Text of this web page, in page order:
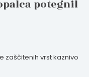
potegnil
zaščitenih vrst kaznivo